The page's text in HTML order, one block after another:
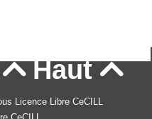
Haut
Licence Libre CeCILL